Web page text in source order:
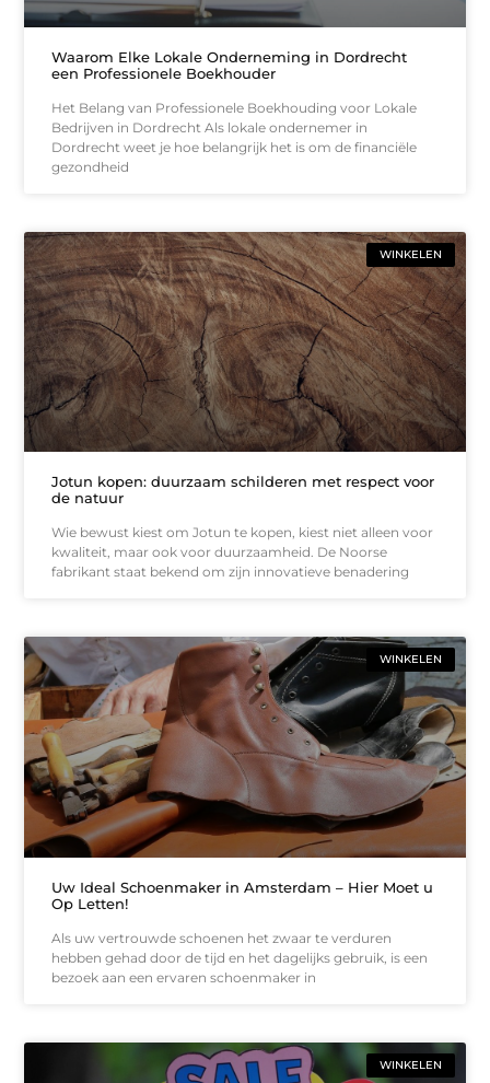
Waarom Elke Lokale Onderneming in Dordrecht
een Professionele Boekhouder
Het Belang van Professionele Boekhouding voor Lokale
Bedrijven in Dordrecht Als lokale ondernemer in
Dordrecht weet je hoe belangrijk het is om de financiële
gezondheid
WINKELEN
Jotun kopen: duurzaam schilderen met respect voor
de natuur
Wie bewust kiest om Jotun te kopen, kiest niet alleen voor
kwaliteit, maar ook voor duurzaamheid. De Noorse
fabrikant staat bekend om zijn innovatieve benadering
WINKELEN
Uw Ideal Schoenmaker in Amsterdam – Hier Moet u
Op Letten!
Als uw vertrouwde schoenen het zwaar te verduren
hebben gehad door de tijd en het dagelijks gebruik, is een
bezoek aan een ervaren schoenmaker in
WINKELEN